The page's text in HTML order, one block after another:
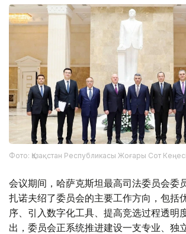
Фото: Қазақстан Республикасы Жоғары Сот Кеңесі
会议期间，哈萨克斯坦最高司法委员会委
扎诺夫绍了委员会的主要工作方向，包括
序、引入数字化工具、提高竞选过程透明
出，委员会正系统推进建设一支专业、独